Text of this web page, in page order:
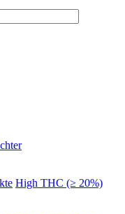
High THC (≥ 20%)